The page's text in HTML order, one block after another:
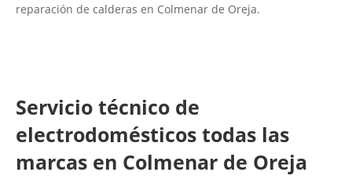
reparación de calderas en Colmenar de Oreja.
Servicio técnico de
electrodomésticos todas las
marcas en Colmenar de Oreja